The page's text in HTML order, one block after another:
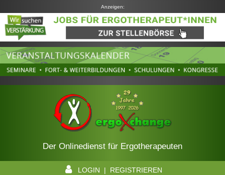
Anzeigen:
Der Onlinedienst für Ergotherapeuten
LOGIN | REGISTRIEREN